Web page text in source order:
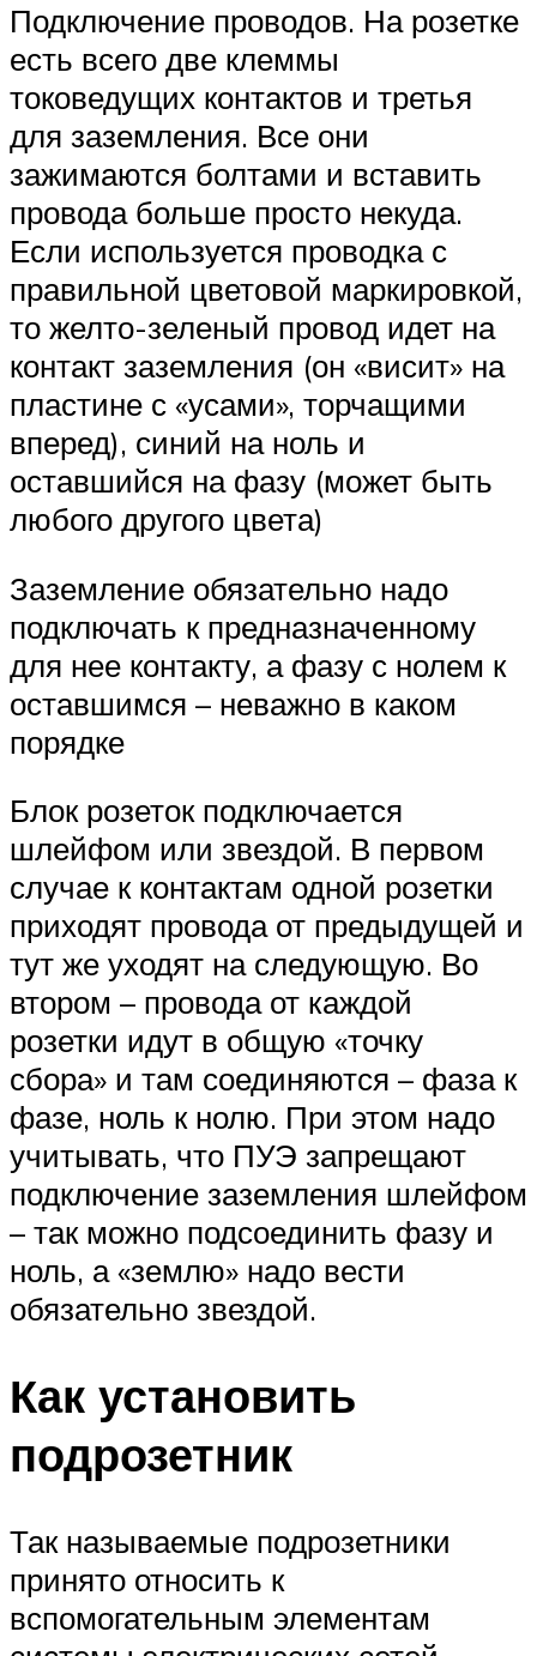
Подключение проводов. На розетке
есть всего две клеммы
токоведущих контактов и третья
для заземления. Все они
зажимаются болтами и вставить
провода больше просто некуда.
Если используется проводка с
правильной цветовой маркировкой,
то желто-зеленый провод идет на
контакт заземления (он «висит» на
пластине с «усами», торчащими
вперед), синий на ноль и
оставшийся на фазу (может быть
любого другого цвета)
Заземление обязательно надо
подключать к предназначенному
для нее контакту, а фазу с нолем к
оставшимся – неважно в каком
порядке
Блок розеток подключается
шлейфом или звездой. В первом
случае к контактам одной розетки
приходят провода от предыдущей и
тут же уходят на следующую. Во
втором – провода от каждой
розетки идут в общую «точку
сбора» и там соединяются – фаза к
фазе, ноль к нолю. При этом надо
учитывать, что ПУЭ запрещают
подключение заземления шлейфом
– так можно подсоединить фазу и
ноль, а «землю» надо вести
обязательно звездой.
Как установить
подрозетник
Так называемые подрозетники
принято относить к
вспомогательным элементам